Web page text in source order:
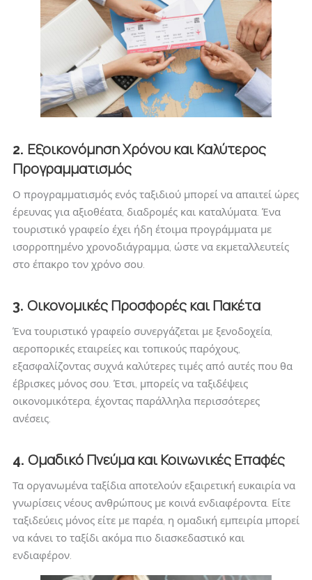
2. Εξοικονόμηση Χρόνου και Καλύτερος
Προγραμματισμός
Ο προγραμματισμός ενός ταξιδιού μπορεί να απαιτεί ώρες
έρευνας για αξιοθέατα, διαδρομές και καταλύματα. Ένα
τουριστικό γραφείο έχει ήδη έτοιμα προγράμματα με
ισορροπημένο χρονοδιάγραμμα, ώστε να εκμεταλλευτείς
στο έπακρο τον χρόνο σου.
3. Οικονομικές Προσφορές και Πακέτα
Ένα τουριστικό γραφείο συνεργάζεται με ξενοδοχεία,
αεροπορικές εταιρείες και τοπικούς παρόχους,
εξασφαλίζοντας συχνά καλύτερες τιμές από αυτές που θα
έβρισκες μόνος σου. Έτσι, μπορείς να ταξιδέψεις
οικονομικότερα, έχοντας παράλληλα περισσότερες
ανέσεις.
4. Ομαδικό Πνεύμα και Κοινωνικές Επαφές
Τα οργανωμένα ταξίδια αποτελούν εξαιρετική ευκαιρία να
γνωρίσεις νέους ανθρώπους με κοινά ενδιαφέροντα. Είτε
ταξιδεύεις μόνος είτε με παρέα, η ομαδική εμπειρία μπορεί
να κάνει το ταξίδι ακόμα πιο διασκεδαστικό και
ενδιαφέρον.